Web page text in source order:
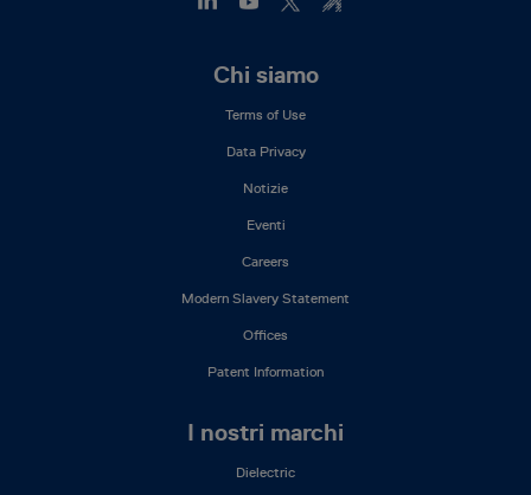
Chi siamo
Terms of Use
Data Privacy
Notizie
Eventi
Careers
Modern Slavery Statement
Offices
Patent Information
I nostri marchi
Dielectric